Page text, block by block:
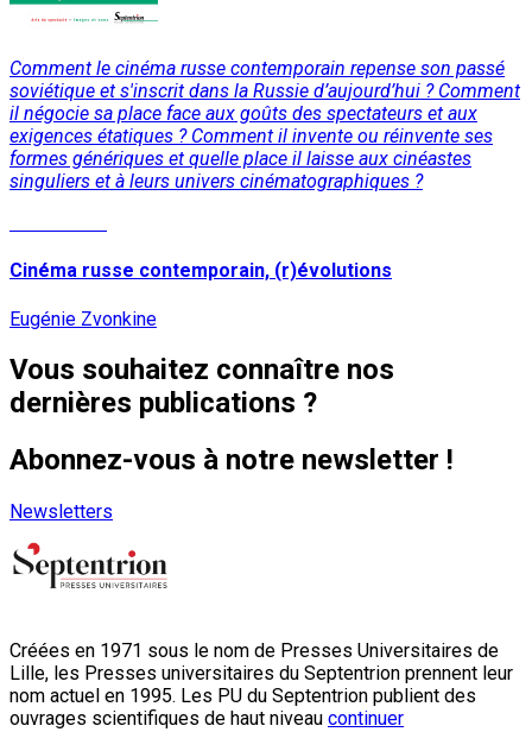
Comment le cinéma russe contemporain repense son passé
soviétique et s'inscrit dans la Russie d’aujourd’hui ? Comment
il négocie sa place face aux goûts des spectateurs et aux
exigences étatiques ? Comment il invente ou réinvente ses
formes génériques et quelle place il laisse aux cinéastes
singuliers et à leurs univers cinématographiques ?
Cinéma russe contemporain, (r)évolutions
Eugénie Zvonkine
Vous souhaitez connaître nos
dernières publications ?
Abonnez-vous à notre newsletter !
Newsletters
Créées en 1971 sous le nom de Presses Universitaires de
Lille, les Presses universitaires du Septentrion prennent leur
nom actuel en 1995. Les PU du Septentrion publient des
ouvrages scientifiques de haut niveau continuer